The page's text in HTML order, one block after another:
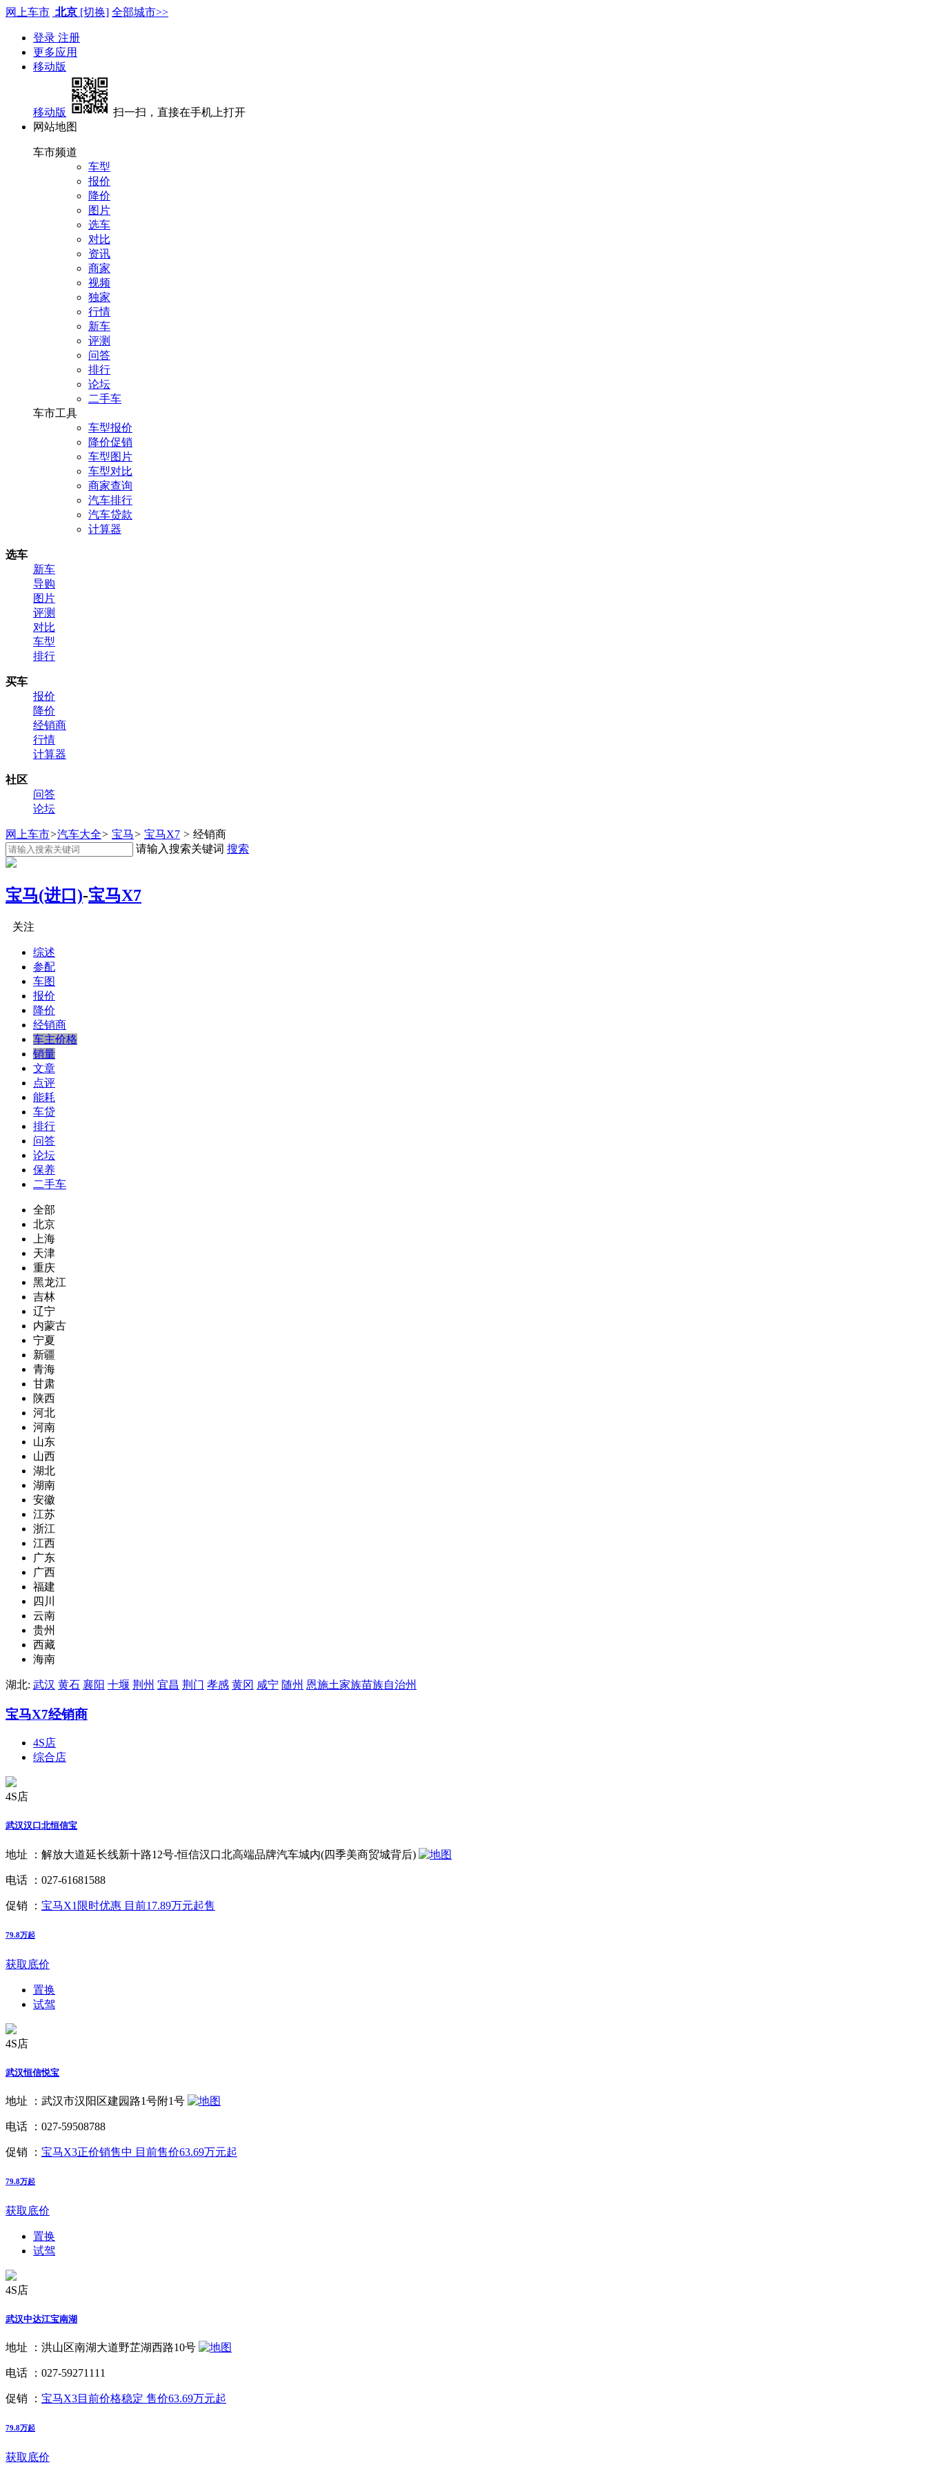
网上车市 北京 [切换] 全部城市>>
登录 注册
更多应用
移动版
移动版
扫一扫，直接在手机上打开
网站地图
车市频道
车型
报价
降价
图片
选车
对比
资讯
商家
视频
独家
行情
新车
评测
问答
排行
论坛
二手车
车市工具
车型报价
降价促销
车型图片
车型对比
商家查询
汽车排行
汽车贷款
计算器
选车
新车
导购
图片
评测
对比
车型
排行
买车
报价
降价
经销商
行情
计算器
社区
问答
论坛
网上车市>汽车大全> 宝马> 宝马X7 > 经销商
请输入搜索关键词 搜索
宝马(进口)-宝马X7
关注
综述
参配
车图
报价
降价
经销商
车主价格
销量
文章
点评
能耗
车贷
排行
问答
论坛
保养
二手车
全部
北京
上海
天津
重庆
黑龙江
吉林
辽宁
内蒙古
宁夏
新疆
青海
甘肃
陕西
河北
河南
山东
山西
湖北
湖南
安徽
江苏
浙江
江西
广东
广西
福建
四川
云南
贵州
西藏
海南
湖北: 武汉 黄石 襄阳 十堰 荆州 宜昌 荆门 孝感 黄冈 咸宁 随州 恩施土家族苗族自治州
宝马X7经销商
4S店
综合店
4S店
武汉汉口北恒信宝
地址 ： 解放大道延长线新十路12号-恒信汉口北高端品牌汽车城内(四季美商贸城背后)
电话 ： 027-61681588
促销 ： 宝马X1限时优惠 目前17.89万元起售
79.8万起
获取底价
置换
试驾
4S店
武汉恒信悦宝
地址 ： 武汉市汉阳区建园路1号附1号
电话 ： 027-59508788
促销 ： 宝马X3正价销售中 目前售价63.69万元起
79.8万起
获取底价
置换
试驾
4S店
武汉中达江宝南湖
地址 ： 洪山区南湖大道野芷湖西路10号
电话 ： 027-59271111
促销 ： 宝马X3目前价格稳定 售价63.69万元起
79.8万起
获取底价